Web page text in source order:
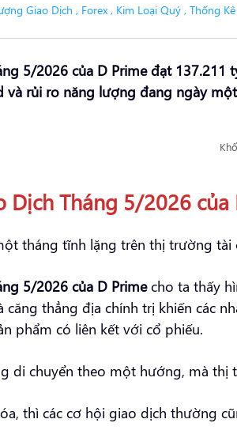
Giao Dịch , Forex , Kim Loại Quý , Thống
5/2026 của D Prime đạt
và rủi ro năng lượng đang ngày
Dịch Tháng 5/2026
tháng tĩnh lặng trên thị trường tài
5/2026 của D Primecho ta thấy
căng thẳng địa chính trị khiến các
phẩm có liên kết với cổ phiếu.
di chuyển theo một hướng, mà thị
thì các cơ hội giao dịch thường